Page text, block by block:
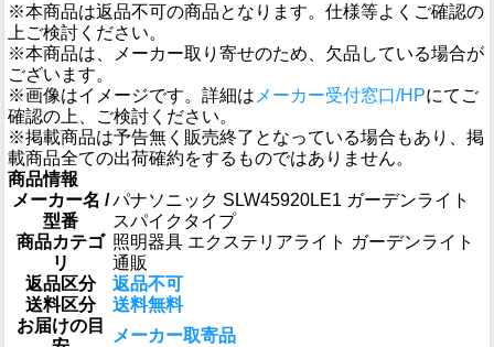
※本商品は返品不可の商品となります。仕様等よくご確認の
上ご検討ください。
※本商品は、メーカー取り寄せのため、欠品している場合が
ございます。
※画像はイメージです。詳細は メーカー受付窓口/HPにてご
確認の上、ご検討ください。
※掲載商品は予告無く販売終了となっている場合もあり、掲
載商品全ての出荷確約をするものではありません。
商品情報
メーカー名 /
型番
パナソニック SLW45920LE1 ガーデンライト
スパイクタイプ
商品カテゴ
リ
照明器具 エクステリアライト ガーデンライト
通販
返品区分
返品不可
送料区分
送料無料
お届けの目
メーカー取寄品